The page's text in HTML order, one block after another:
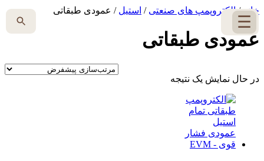
☰
خانه/الکتروپمپ های صنعتی / استیل / عمودی طبقاتی
عمودی طبقاتی
در حال نمایش یک نتیجه